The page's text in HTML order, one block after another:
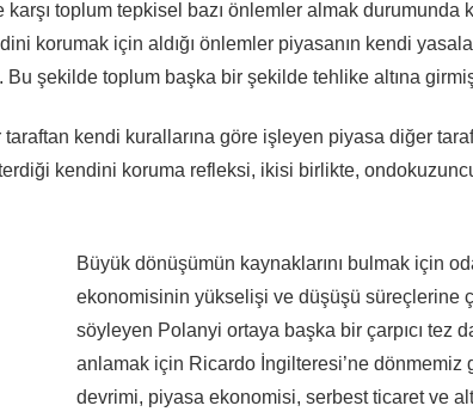
karşı toplum tepkisel bazı önlemler almak durumunda
korumak için aldığı önlemler piyasanın kendi
Bu şekilde toplum başka bir şekilde tehlike altına
taraftan kendi kurallarına göre işleyen piyasa diğer
kendini koruma refleksi, ikisi birlikte, ondokuzuncu
Büyük dönüşümün kaynaklarını bulmak için
ekonomisinin yükselişi ve düşüşü süreçlerine
söyleyen Polanyi ortaya başka bir çarpıcı tez
anlamak için Ricardo İngilteresi’ne dönmemiz
devrimi, piyasa ekonomisi, serbest ticaret ve